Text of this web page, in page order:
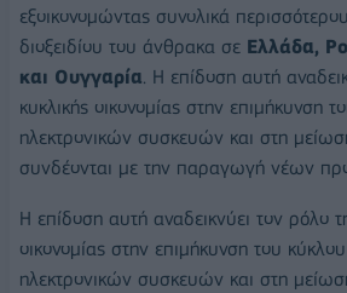
εξοικονομώντας συνολικά
διοξειδίου του άνθρακα σε Ελλάδα,
και Ουγγαρία. Η επίδοση αυτή
κυκλικής οικονομίας στην επιμήκυνση
ηλεκτρονικών συσκευών και στη
συνδέονται με την παραγωγή νέων
Η επίδοση αυτή αναδεικνύει τον ρόλο
οικονομίας στην επιμήκυνση του
ηλεκτρονικών συσκευών και στη